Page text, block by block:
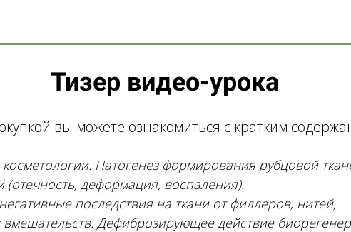
Тизер видео-урока
вы можете ознакомиться с кратким
Патогенез формирования рубцовой
(отечность, деформация, воспаления).
последствия на ткани от филлеров, нитей,
вмешательств. Дефиброзирующее действие